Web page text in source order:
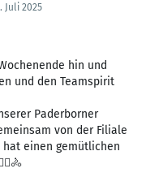
Juli 2025
hin und
und den Teamspirit
Paderborner
von der Filiale
hat einen gemütlichen